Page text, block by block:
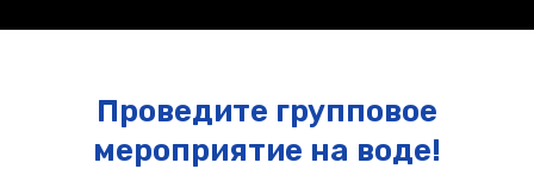
Проведите групповое
мероприятие на воде!